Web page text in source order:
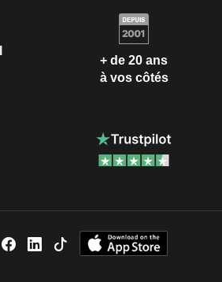
+ de 20 ans
à vos côtés